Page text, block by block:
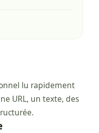
lu rapidement
URL, un texte, des